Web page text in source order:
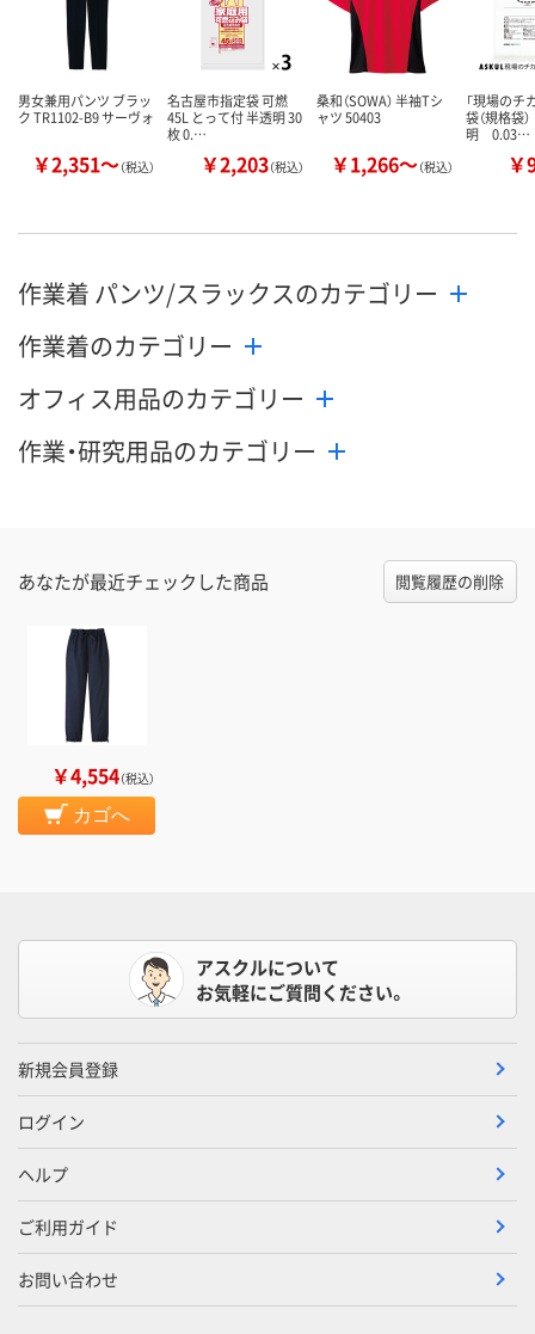
男女兼用パンツ ブラッ
ク TR1102-B9 サーヴォ
￥2,351～（税込）
名古屋市指定袋 可燃
45L とって付 半透明 30
枚 0.…
￥2,203（税込）
桑和（SOWA） 半袖Tシ
ャツ 50403
￥1,266～（税込）
「現場の
袋（規格袋
明 0.03…
￥
作業着 パンツ/スラックスのカテゴリー
作業着のカテゴリー
オフィス用品のカテゴリー
作業・研究用品のカテゴリー
あなたが最近チェックした商品 閲覧履歴の削除
￥4,554（税込）
カゴへ
アスクルについて
お気軽にご質問ください。
新規会員登録
ログイン
ヘルプ
ご利用ガイド
お問い合わせ